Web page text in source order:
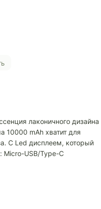
лаконичного дизайна
10000 mAh хватит для
С Led дисплеем, который
Micro-USB/Type-C